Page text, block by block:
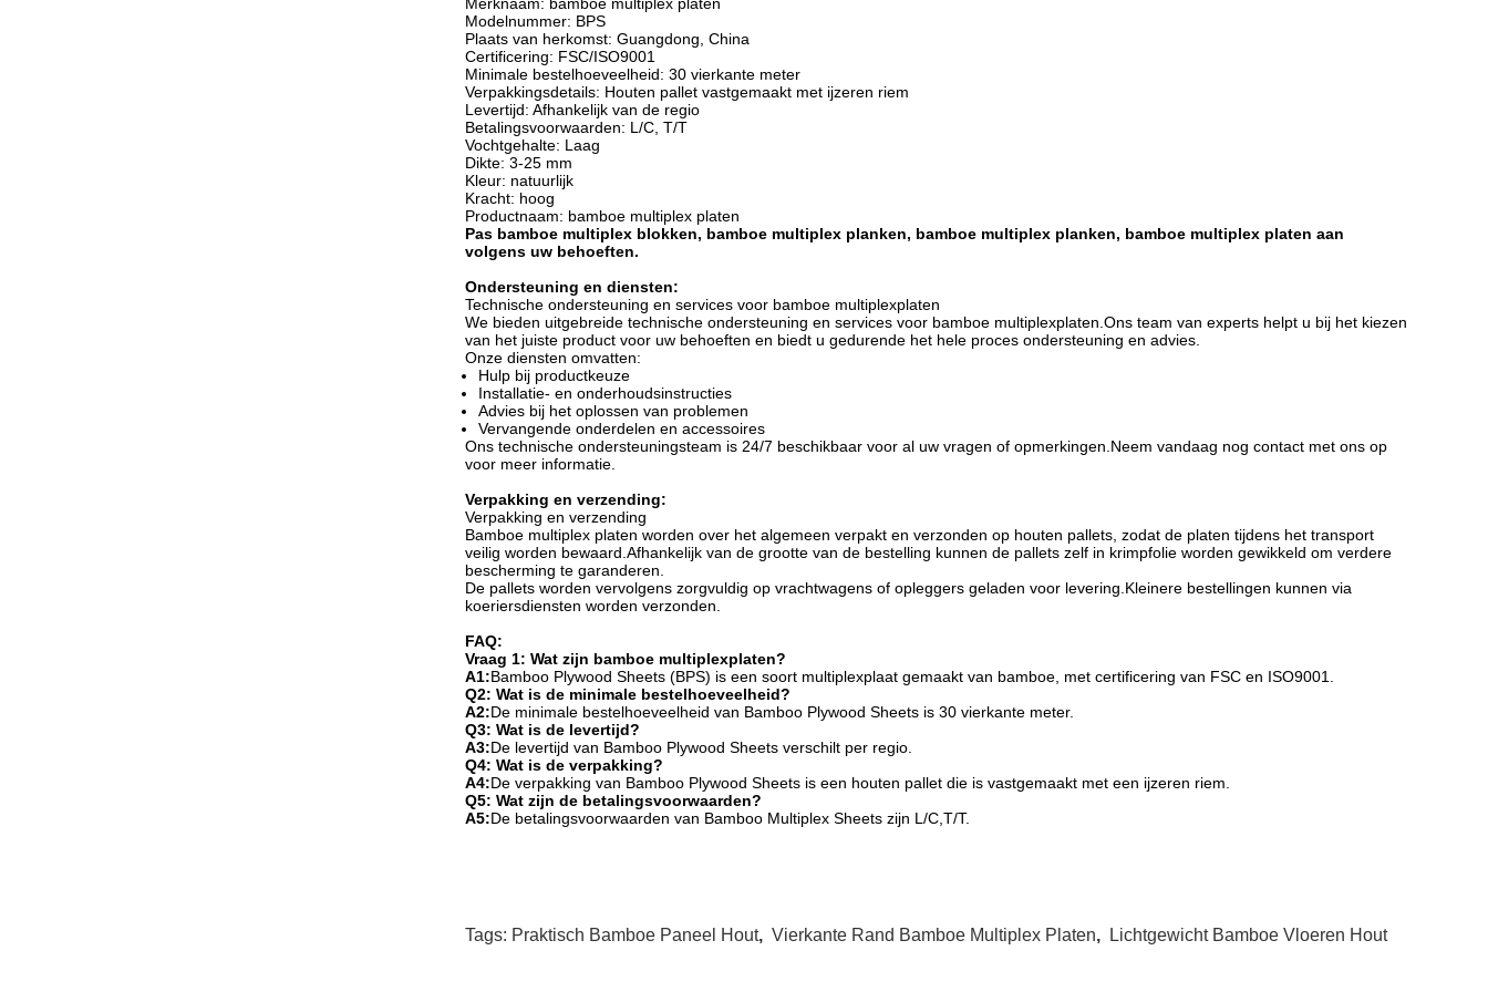
Modelnummer: BPS
Plaats van herkomst: Guangdong, China
Certificering: FSC/ISO9001
Minimale bestelhoeveelheid: 30 vierkante meter
Verpakkingsdetails: Houten pallet vastgemaakt met ijzeren riem
Levertijd: Afhankelijk van de regio
Betalingsvoorwaarden: L/C, T/T
Vochtgehalte: Laag
Dikte: 3-25 mm
Kleur: natuurlijk
Kracht: hoog
Productnaam: bamboe multiplex platen
Pas bamboe multiplex blokken, bamboe multiplex planken, bamboe multiplex planken, bamboe multiplex platen aan
volgens uw behoeften.
Ondersteuning en diensten:
Technische ondersteuning en services voor bamboe multiplexplaten
We bieden uitgebreide technische ondersteuning en services voor bamboe multiplexplaten.Ons team van experts helpt u bij het kiezen
van het juiste product voor uw behoeften en biedt u gedurende het hele proces ondersteuning en advies.
Onze diensten omvatten:
Hulp bij productkeuze
Installatie- en onderhoudsinstructies
Advies bij het oplossen van problemen
Vervangende onderdelen en accessoires
Ons technische ondersteuningsteam is 24/7 beschikbaar voor al uw vragen of opmerkingen.Neem vandaag nog contact met ons op
voor meer informatie.
Verpakking en verzending:
Verpakking en verzending
Bamboe multiplex platen worden over het algemeen verpakt en verzonden op houten pallets, zodat de platen tijdens het transport
veilig worden bewaard.Afhankelijk van de grootte van de bestelling kunnen de pallets zelf in krimpfolie worden gewikkeld om verdere
bescherming te garanderen.
De pallets worden vervolgens zorgvuldig op vrachtwagens of opleggers geladen voor levering.Kleinere bestellingen kunnen via
koeriersdiensten worden verzonden.
FAQ:
Vraag 1: Wat zijn bamboe multiplexplaten?
A1:Bamboo Plywood Sheets (BPS) is een soort multiplexplaat gemaakt van bamboe, met certificering van FSC en ISO9001.
Q2: Wat is de minimale bestelhoeveelheid?
A2:De minimale bestelhoeveelheid van Bamboo Plywood Sheets is 30 vierkante meter.
Q3: Wat is de levertijd?
A3:De levertijd van Bamboo Plywood Sheets verschilt per regio.
Q4: Wat is de verpakking?
A4:De verpakking van Bamboo Plywood Sheets is een houten pallet die is vastgemaakt met een ijzeren riem.
Q5: Wat zijn de betalingsvoorwaarden?
A5:De betalingsvoorwaarden van Bamboo Multiplex Sheets zijn L/C,T/T.
Tags: Praktisch Bamboe Paneel Hout, Vierkante Rand Bamboe Multiplex Platen, Lichtgewicht Bamboe Vloeren Hout